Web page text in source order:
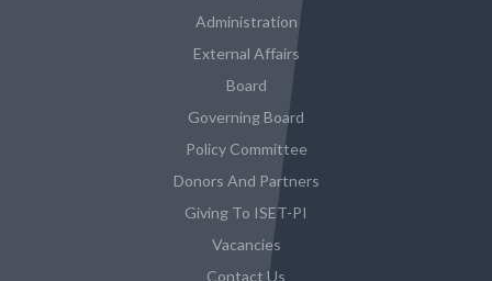
Administration
External Affairs
Board
Governing Board
Policy Committee
Donors And Partners
Giving To ISET-PI
Vacancies
Contact Us